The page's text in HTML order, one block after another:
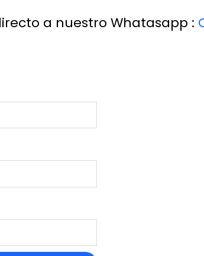
a nuestro Whatasapp :